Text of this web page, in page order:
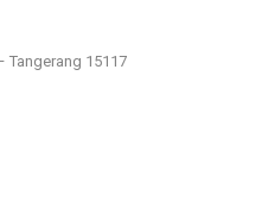
Tangerang 15117